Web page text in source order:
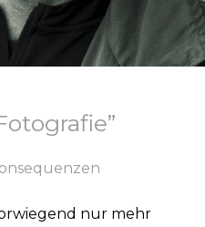
nur mehr